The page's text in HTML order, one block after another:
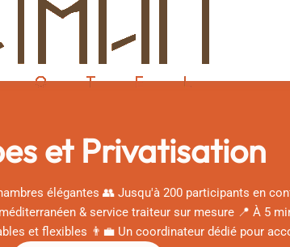
et Privatisation
élégantes 👥 Jusqu'à 200 participants en
& service traiteur sur mesure 📍 À 5
et flexibles 👨‍💼 Un coordinateur dédié pour